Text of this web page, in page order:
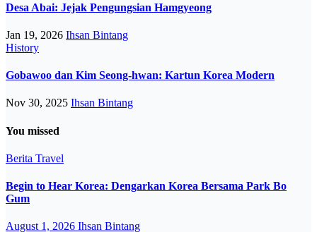
Desa Abai: Jejak Pengungsian Hamgyeong
Jan 19, 2026 Ihsan Bintang
History
Gobawoo dan Kim Seong-hwan: Kartun Korea Modern
Nov 30, 2025 Ihsan Bintang
You missed
Berita Travel
Begin to Hear Korea: Dengarkan Korea Bersama Park Bo
Gum
August 1, 2026 Ihsan Bintang